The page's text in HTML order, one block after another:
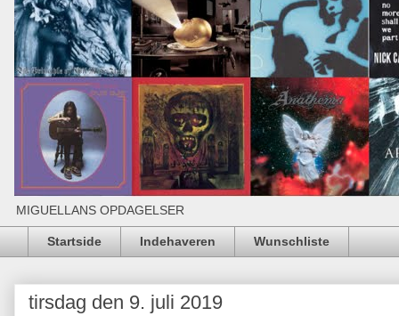
MIGUELLANS OPDAGELSER
Startside Indehaveren Wunschliste
tirsdag den 9. juli 2019